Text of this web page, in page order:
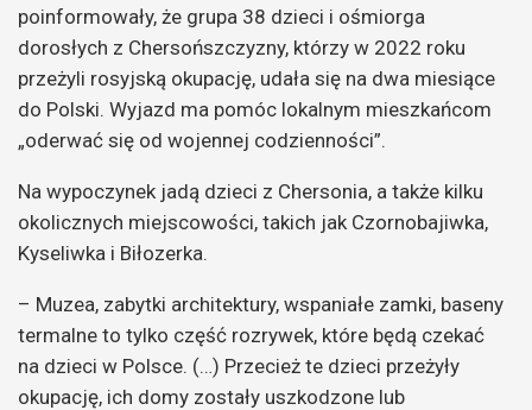
poinformowały, że grupa 38 dzieci i ośmiorga
dorosłych z Chersońszczyzny, którzy w 2022 roku
przeżyli rosyjską okupację, udała się na dwa miesiące
do Polski. Wyjazd ma pomóc lokalnym mieszkańcom
„oderwać się od wojennej codzienności”.
Na wypoczynek jadą dzieci z Chersonia, a także kilku
okolicznych miejscowości, takich jak Czornobajiwka,
Kyseliwka i Biłozerka.
– Muzea, zabytki architektury, wspaniałe zamki, baseny
termalne to tylko część rozrywek, które będą czekać
na dzieci w Polsce. (…) Przecież te dzieci przeżyły
okupację, ich domy zostały uszkodzone lub